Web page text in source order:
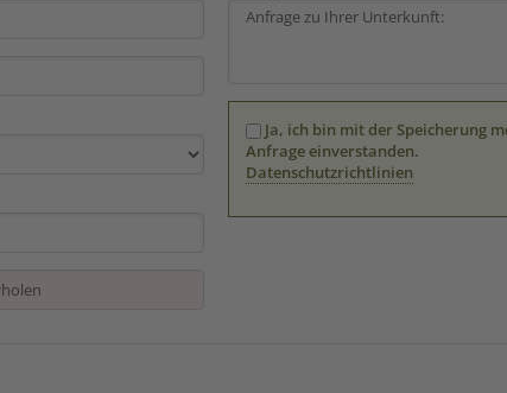
Ja, ich bin mit der Speicherung
Anfrage einverstanden.
Datenschutzrichtlinien